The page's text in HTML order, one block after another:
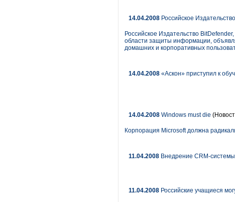
14.04.2008 Российское
Российское Издательство
области защиты информации,
домашних и корпоративных
14.04.2008 «Аскон» приступил к
14.04.2008 Windows must die
Корпорация Microsoft должна
11.04.2008 Внедрение CRM-
11.04.2008 Российские учащиеся